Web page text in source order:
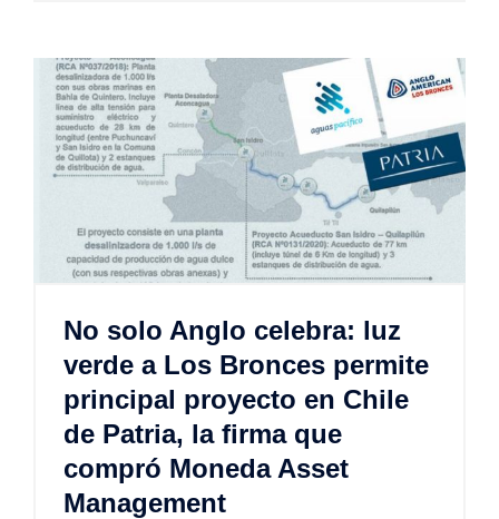
No solo Anglo celebra: luz
verde a Los Bronces permite
principal proyecto en Chile
de Patria, la firma que
compró Moneda Asset
Management